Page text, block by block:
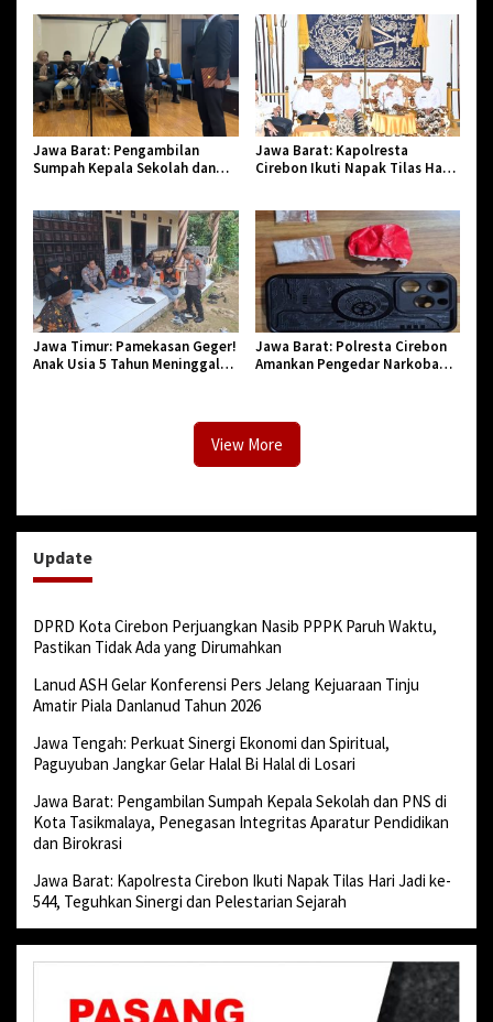
Jawa Barat: Pengambilan
Sumpah Kepala Sekolah dan
Pendidikan dan Birokrasi
Jawa Barat: Kapolresta
Cirebon Ikuti Napak Tilas Hari
Jawa Timur: Pamekasan Geger!
Anak Usia 5 Tahun Meninggal
Jawa Barat: Polresta Cirebon
Amankan Pengedar Narkoba
View More
Update
DPRD Kota Cirebon Perjuangkan Nasib PPPK Paruh Waktu,
Pastikan Tidak Ada yang Dirumahkan
Lanud ASH Gelar Konferensi Pers Jelang Kejuaraan Tinju
Amatir Piala Danlanud Tahun 2026
Jawa Tengah: Perkuat Sinergi Ekonomi dan Spiritual,
Paguyuban Jangkar Gelar Halal Bi Halal di Losari
Jawa Barat: Pengambilan Sumpah Kepala Sekolah dan PNS di
Kota Tasikmalaya, Penegasan Integritas Aparatur Pendidikan
dan Birokrasi
Jawa Barat: Kapolresta Cirebon Ikuti Napak Tilas Hari Jadi ke-
544, Teguhkan Sinergi dan Pelestarian Sejarah